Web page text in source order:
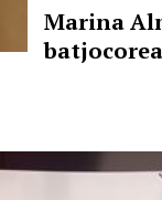
Marina